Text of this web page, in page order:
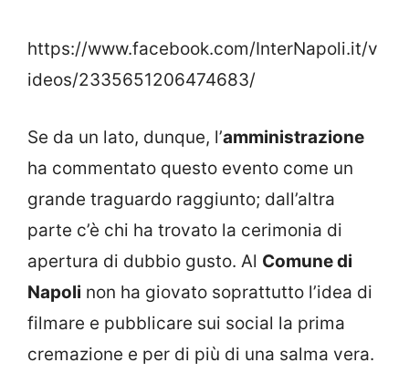
https://www.facebook.com/InterNapoli.it/v
ideos/2335651206474683/
Se da un lato, dunque, l’amministrazione
ha commentato questo evento come un
grande traguardo raggiunto; dall’altra
parte c’è chi ha trovato la cerimonia di
apertura di dubbio gusto. Al Comune di
Napoli non ha giovato soprattutto l’idea di
filmare e pubblicare sui social la prima
cremazione e per di più di una salma vera.